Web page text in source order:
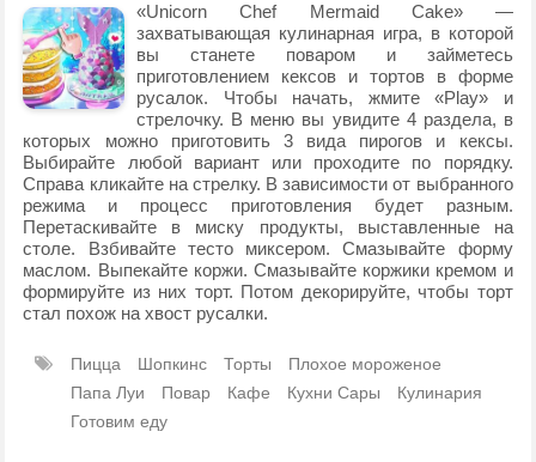
«Unicorn Chef Mermaid Cake» —
захватывающая кулинарная игра, в которой
вы станете поваром и займетесь
приготовлением кексов и тортов в форме
русалок. Чтобы начать, жмите «Play» и
стрелочку. В меню вы увидите 4 раздела, в
которых можно приготовить 3 вида пирогов и кексы.
Выбирайте любой вариант или проходите по порядку.
Справа кликайте на стрелку. В зависимости от выбранного
режима и процесс приготовления будет разным.
Перетаскивайте в миску продукты, выставленные на
столе. Взбивайте тесто миксером. Смазывайте форму
маслом. Выпекайте коржи. Смазывайте коржики кремом и
формируйте из них торт. Потом декорируйте, чтобы торт
стал похож на хвост русалки.
Пицца Шопкинс Торты
Плохое мороженое
Папа Луи
Повар Кафе Кухни Сары
Кулинария
Готовим еду